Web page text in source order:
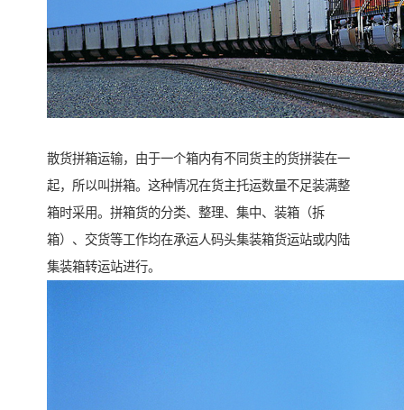
散货拼箱运输，由于一个箱内有不同货主的货拼装在一
起，所以叫拼箱。这种情况在货主托运数量不足装满整
箱时采用。拼箱货的分类、整理、集中、装箱（拆
箱）、交货等工作均在承运人码头集装箱货运站或内陆
集装箱转运站进行。